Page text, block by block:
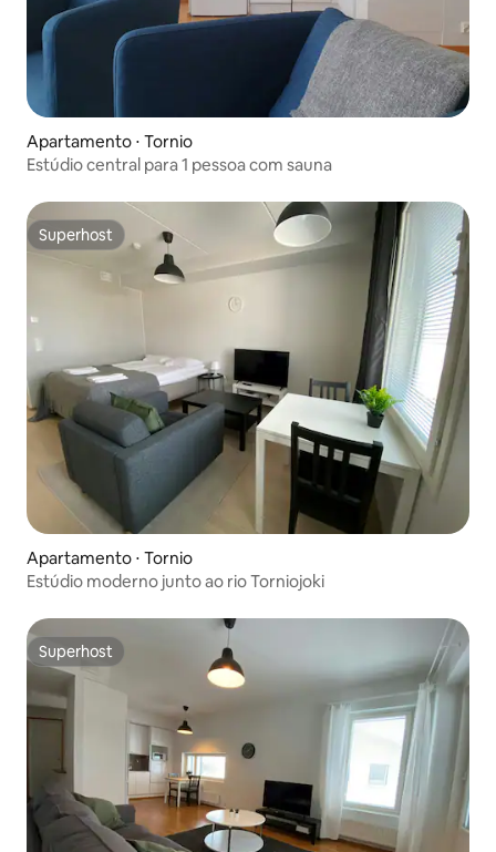
Apartamento ⋅ Tornio
Estúdio central para 1 pessoa com sauna
Superhost
Superhost
Apartamento ⋅ Tornio
Estúdio moderno junto ao rio Torniojoki
Superhost
Superhost